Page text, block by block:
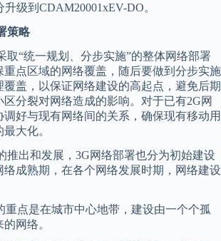
级到CDAM20001xEV-DO。
策略
“统一规划、分步实施”的整体网络部署
重点区域的网络覆盖，随后要做到分步实施
覆盖，以保证网络建设的高起点，避免后期
分裂对网络造成的影响。对于已有2G网
好与现有网络间的关系，确保现有移动用
大化。
出和发展，3G网络部署也分为初始建设
成熟期，在各个网络发展时期，网络建设
点是在城市中心地带，建设由一个个孤
网络。